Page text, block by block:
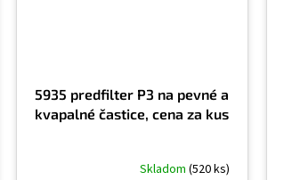
5935 predfilter P3 na pevné a
kvapalné častice, cena za kus
Skladom (520 ks)